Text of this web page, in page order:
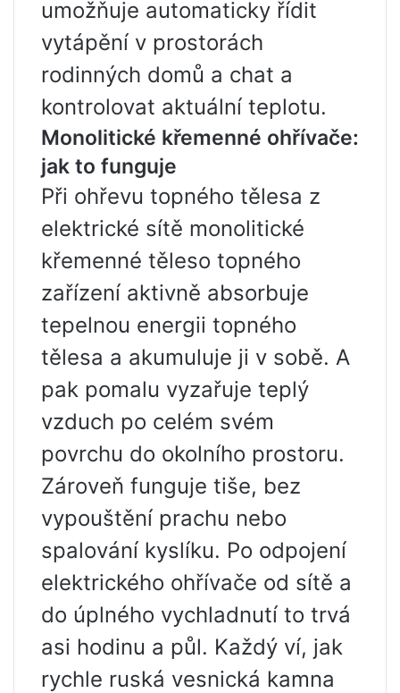
umožňuje automaticky řídit
vytápění v prostorách
rodinných domů a chat a
kontrolovat aktuální teplotu.
Monolitické křemenné ohřívače:
jak to funguje
Při ohřevu topného tělesa z
elektrické sítě monolitické
křemenné těleso topného
zařízení aktivně absorbuje
tepelnou energii topného
tělesa a akumuluje ji v sobě. A
pak pomalu vyzařuje teplý
vzduch po celém svém
povrchu do okolního prostoru.
Zároveň funguje tiše, bez
vypouštění prachu nebo
spalování kyslíku. Po odpojení
elektrického ohřívače od sítě a
do úplného vychladnutí to trvá
asi hodinu a půl. Každý ví, jak
rychle ruská vesnická kamna